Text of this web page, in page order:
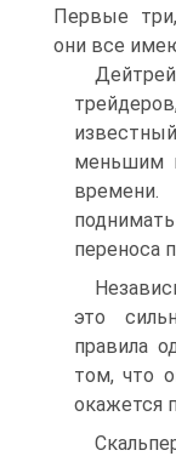
Первые
они все
меньшим
переноса
это
правила
том, что
окажется